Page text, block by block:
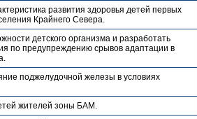
развития здоровья детей первых
Крайнего Севера.
детского организма и разработать
по предупреждению срывов адаптации в
поджелудочной железы в условиях
жителей зоны БАМ.